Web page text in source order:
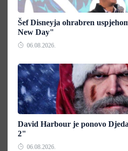
Šef Disneyja ohrabren
New Day"
06.08.2026.
David Harbour je ponovo
2"
06.08.2026.